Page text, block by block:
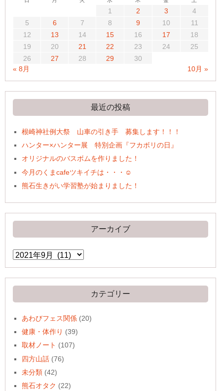
1 2 3
4
5
6 7 8 9 10
11
12
13 14 15 16 17
18
19
20 21 22 23 24
25
26
27 28 29
30
« 8月
10月 »
最近の投稿
根崎神社例大祭 山車の引き手 募集します！！！
ハンター×ハンター展 特別企画『フカボリの日』
オリジナルのバスボムを作りました！
今月のくまcafeツキイチは・・・☺
熊石生きがい学習塾が始まりました！
アーカイブ
ア
ー
イ
ブ
カテゴリー
あわびフェス関係 (20)
健康・体作り (39)
取材ノート (107)
四方山話 (76)
未分類 (42)
熊石オタク (22)